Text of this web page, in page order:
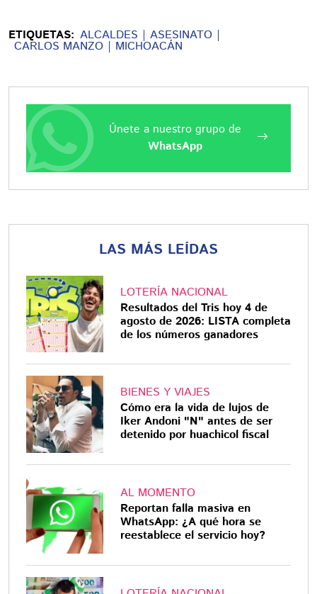
ETIQUETAS: ALCALDES ASESINATO
CARLOS MANZO MICHOACÁN
Únete a nuestro grupo de
WhatsApp
LAS MÁS LEÍDAS
LOTERÍA NACIONAL
Resultados del Tris hoy 4 de
agosto de 2026: LISTA completa
de los números ganadores
BIENES Y VIAJES
Cómo era la vida de lujos de
Iker Andoni "N" antes de ser
detenido por huachicol fiscal
AL MOMENTO
Reportan falla masiva en
WhatsApp: ¿A qué hora se
reestablece el servicio hoy?